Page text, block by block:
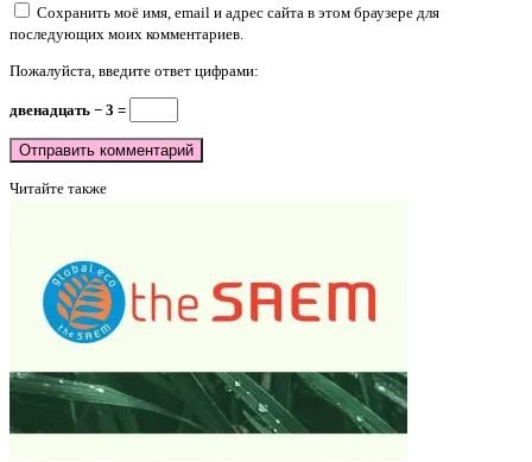
Сохранить моё имя, email и адрес сайта в этом браузере для
последующих моих комментариев.
Пожалуйста, введите ответ цифрами:
двенадцать − 3 =
Читайте также